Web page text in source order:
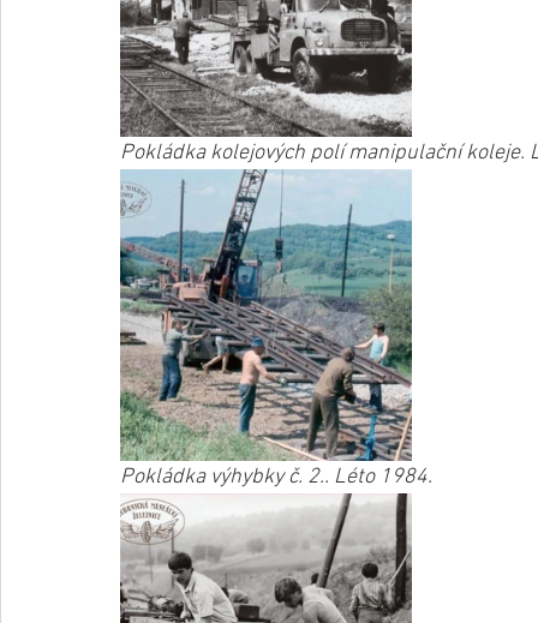
Pokládka kolejových polí manipulační koleje.
Pokládka výhybky č. 2.. Léto 1984.